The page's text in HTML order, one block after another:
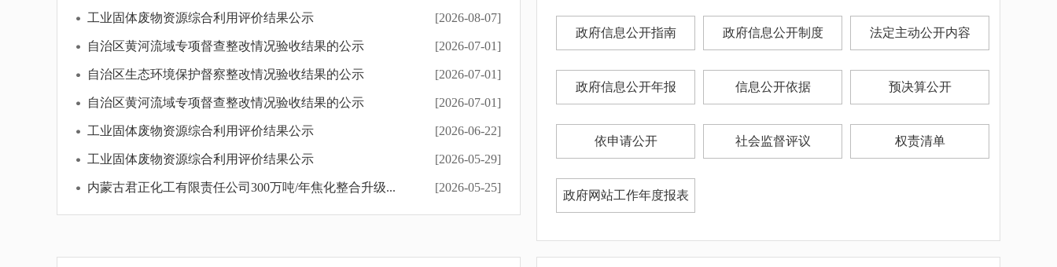
[2026-08-07]
工业固体废物资源综合利用评价结果公示
[2026-07-01]
自治区黄河流域专项督查整改情况验收结果的公示
[2026-07-01]
自治区生态环境保护督察整改情况验收结果的公示
[2026-07-01]
自治区黄河流域专项督查整改情况验收结果的公示
[2026-06-22]
工业固体废物资源综合利用评价结果公示
[2026-05-29]
工业固体废物资源综合利用评价结果公示
[2026-05-25]
内蒙古君正化工有限责任公司300万吨/年焦化整合升级...
政府信息公开指南 政府信息公开制度 法定主动公开内容
政府信息公开年报 信息公开依据 预决算公开
依申请公开 社会监督评议 权责清单
政府网站工作年度报表